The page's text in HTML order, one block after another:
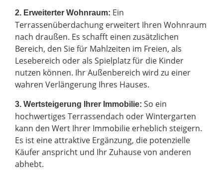
2. Erweiterter Wohnraum: Ein
Terrassenüberdachung erweitert Ihren Wohnraum
nach draußen. Es schafft einen zusätzlichen
Bereich, den Sie für Mahlzeiten im Freien, als
Lesebereich oder als Spielplatz für die Kinder
nutzen können. Ihr Außenbereich wird zu einer
wahren Verlängerung Ihres Hauses.
3. Wertsteigerung Ihrer Immobilie: So ein
hochwertiges Terrassendach oder Wintergarten
kann den Wert Ihrer Immobilie erheblich steigern.
Es ist eine attraktive Ergänzung, die potenzielle
Käufer anspricht und Ihr Zuhause von anderen
abhebt.